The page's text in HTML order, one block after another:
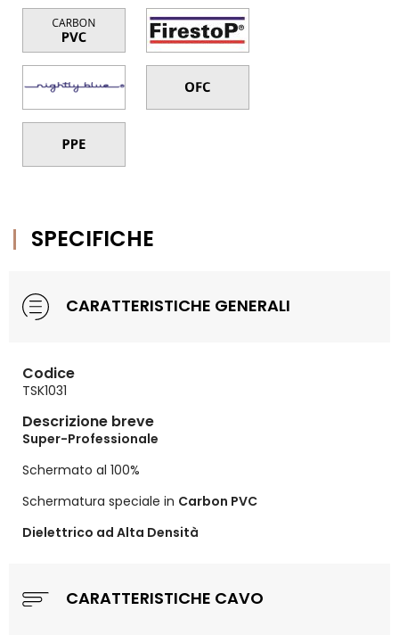
SPECIFICHE
CARATTERISTICHE GENERALI
Codice
TSK1031
Descrizione breve
Super-Professionale
Schermato al 100%
Schermatura speciale in Carbon PVC
Dielettrico ad Alta Densità
CARATTERISTICHE CAVO